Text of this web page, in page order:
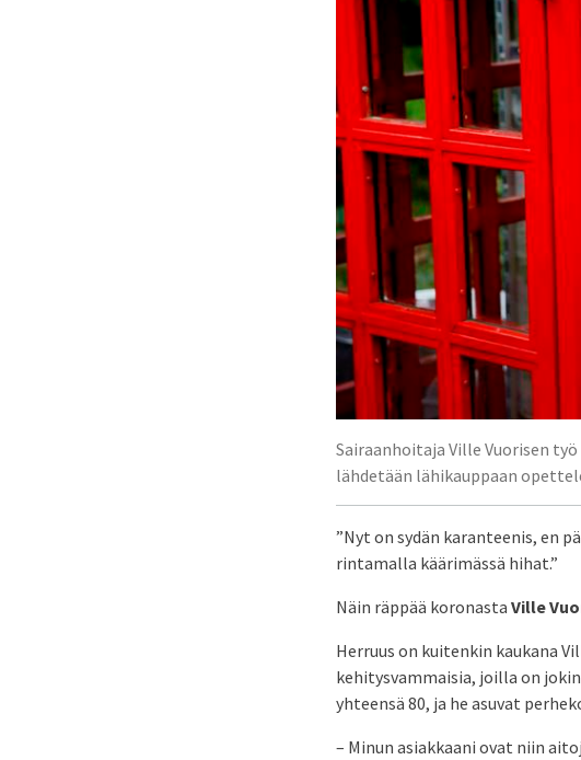
Sairaanhoitaja Ville Vuorisen
lähdetään lähikauppaan
”Nyt on sydän karanteenis, en
rintamalla käärimässä hihat.”
Näin räppää koronasta Ville
Herruus on kuitenkin kaukana
kehitysvammaisia, joilla on
yhteensä 80, ja he asuvat
– Minun asiakkaani ovat niin